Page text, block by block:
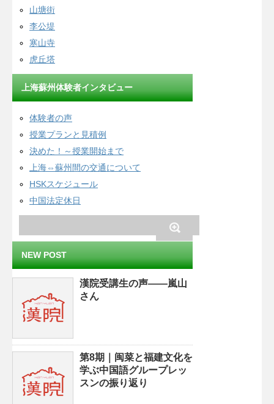
山塘街
李公堤
寒山寺
虎丘塔
上海蘇州体験者インタビュー
体験者の声
授業プランと見積例
決めた！～授業開始まで
上海⇔蘇州間の交通について
HSKスケジュール
中国法定休日
NEW POST
漢院受講生の声——嵐山
さん
第8期｜闽菜と福建文化を
学ぶ中国語グループレッ
スンの振り返り